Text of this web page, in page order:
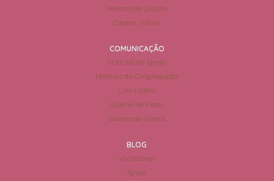
Pedidos de Oração
Capela Virtual
COMUNICAÇÃO
Notícias da Igreja
Notícias da Congregação
Links Úteis
Galeria de Fotos
Galeria de Vídeos
BLOG
Vocacional
Igreja